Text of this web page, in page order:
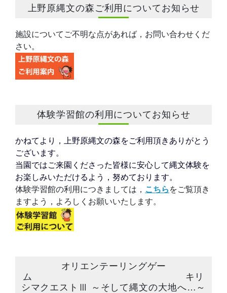
上野原縄文の森ご利用についてお知らせ
施設についてご不明な点があれば，お問い合わせくだ
さい。
体験学習館の利用についてお知らせ
かねてより，上野原縄文の森をご利用頂きありがとう
ございます。
当園ではご来園くださった皆様に安心して縄文体験を
お楽しみいただけるよう，努めております。
体験学習館の利用につきましては， こちら をご覧頂き
ますよう，よろしくお願いいたします。
オリエンテーリングゲー
ム キリ
シマクエストⅢ ～そして縄文の大地へ…～